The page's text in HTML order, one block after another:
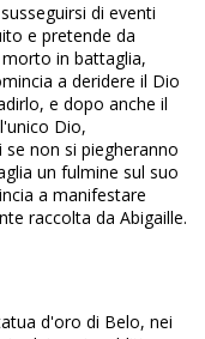
di eventi
e pretende da
in battaglia,
a deridere il Dio
e dopo anche il
Dio,
non si piegheranno
un fulmine sul suo
a manifestare
raccolta da Abigaille.
d'oro di Belo, nei